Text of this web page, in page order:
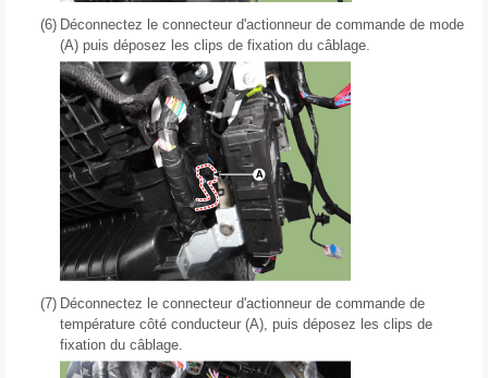
(6) Déconnectez le connecteur d'actionneur de commande de mode
(A) puis déposez les clips de fixation du câblage.
(7) Déconnectez le connecteur d'actionneur de commande de
température côté conducteur (A), puis déposez les clips de
fixation du câblage.